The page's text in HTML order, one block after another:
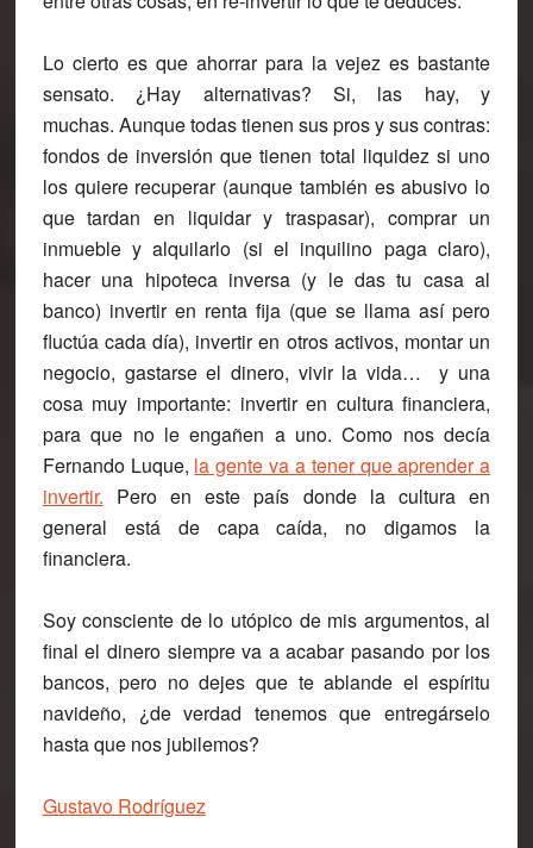
Lo cierto es que ahorrar para la vejez es bastante
sensato. ¿Hay alternativas? Si, las hay, y
muchas. Aunque todas tienen sus pros y sus contras:
fondos de inversión que tienen total liquidez si uno
los quiere recuperar (aunque también es abusivo lo
que tardan en liquidar y traspasar), comprar un
inmueble y alquilarlo (si el inquilino paga claro),
hacer una hipoteca inversa (y le das tu casa al
banco) invertir en renta fija (que se llama así pero
fluctúa cada día), invertir en otros activos, montar un
negocio, gastarse el dinero, vivir la vida… y una
cosa muy importante: invertir en cultura financiera,
para que no le engañen a uno. Como nos decía
Fernando Luque, la gente va a tener que aprender a
invertir. Pero en este país donde la cultura en
general está de capa caída, no digamos la
financiera.
Soy consciente de lo utópico de mis argumentos, al
final el dinero siempre va a acabar pasando por los
bancos, pero no dejes que te ablande el espíritu
navideño, ¿de verdad tenemos que entregárselo
hasta que nos jubilemos?
Gustavo Rodríguez